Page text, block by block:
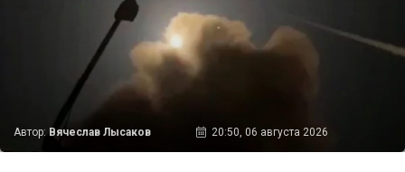
Автор: Вячеслав Лысаков 20:50, 06 августа 2026